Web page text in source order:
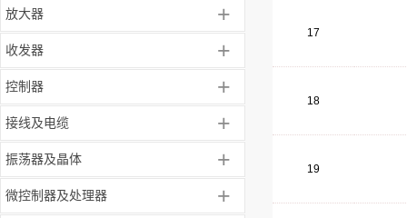
放大器 +
收发器 +
控制器 +
接线及电缆 +
振荡器及晶体 +
微控制器及处理器 +
17
18
19